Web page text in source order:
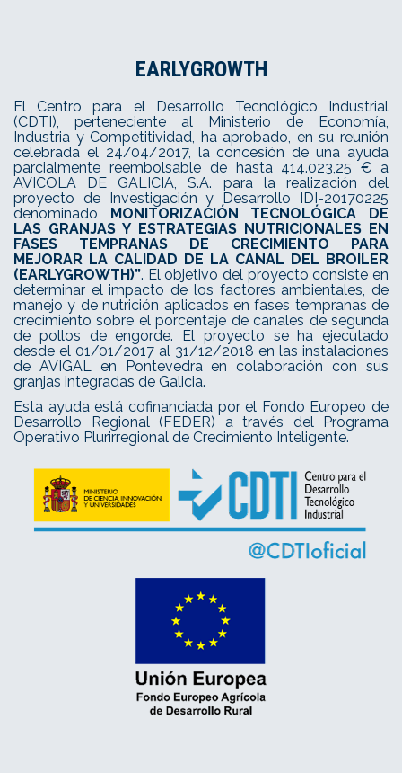
EARLYGROWTH
El Centro para el Desarrollo Tecnológico Industrial
(CDTI), perteneciente al Ministerio de Economía,
Industria y Competitividad, ha aprobado, en su reunión
celebrada el 24/04/2017, la concesión de una ayuda
parcialmente reembolsable de hasta 414.023,25 € a
AVICOLA DE GALICIA, S.A. para la realización del
proyecto de Investigación y Desarrollo IDI-20170225
denominado MONITORIZACIÓN TECNOLÓGICA DE
LAS GRANJAS Y ESTRATEGIAS NUTRICIONALES EN
FASES TEMPRANAS DE CRECIMIENTO PARA
MEJORAR LA CALIDAD DE LA CANAL DEL BROILER
(EARLYGROWTH)”. El objetivo del proyecto consiste en
determinar el impacto de los factores ambientales, de
manejo y de nutrición aplicados en fases tempranas de
crecimiento sobre el porcentaje de canales de segunda
de pollos de engorde. El proyecto se ha ejecutado
desde el 01/01/2017 al 31/12/2018 en las instalaciones
de AVIGAL en Pontevedra en colaboración con sus
granjas integradas de Galicia.
Esta ayuda está cofinanciada por el Fondo Europeo de
Desarrollo Regional (FEDER) a través del Programa
Operativo Plurirregional de Crecimiento Inteligente.